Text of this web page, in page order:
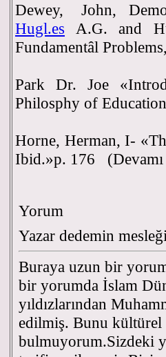
Dewey, John,
Hugl.es A.G. and
Fundamentâl
Park Dr. Joe
Philosphy of
Horne, Herman, I-
Ibid.»p. 176 (Devamı
Yorum
Yazar dedemin
Buraya uzun bir
bir yorumda İslam
yıldızlarından
edilmiş. Bunu kültürel
bulmuyorum.Sizdeki